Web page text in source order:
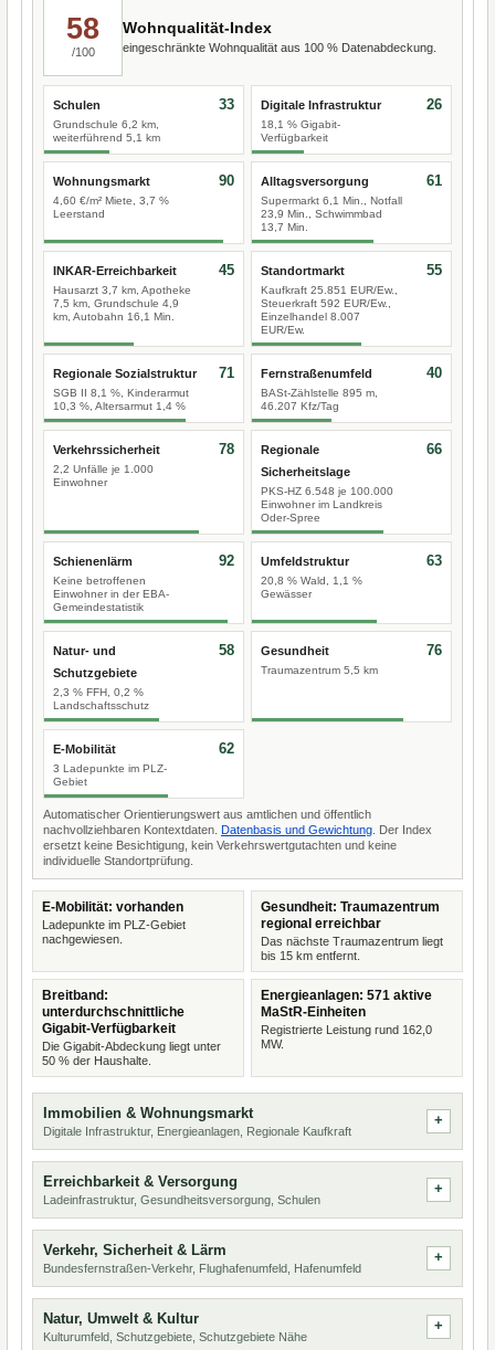
58
/100
Wohnqualität-Index
eingeschränkte Wohnqualität aus 100 % Datenabdeckung.
Schulen
Grundschule 6,2 km,
weiterführend 5,1 km
33 Digitale Infrastruktur
18,1 % Gigabit-
Verfügbarkeit
26
Wohnungsmarkt
4,60 €/m² Miete, 3,7 %
Leerstand
90 Alltagsversorgung
Supermarkt 6,1 Min., Notfall
23,9 Min., Schwimmbad
13,7 Min.
61
INKAR-Erreichbarkeit
Hausarzt 3,7 km, Apotheke
7,5 km, Grundschule 4,9
km, Autobahn 16,1 Min.
45 Standortmarkt
Kaufkraft 25.851 EUR/Ew.,
Steuerkraft 592 EUR/Ew.,
Einzelhandel 8.007
EUR/Ew.
55
Regionale Sozialstruktur
SGB II 8,1 %, Kinderarmut
10,3 %, Altersarmut 1,4 %
71 Fernstraßenumfeld
BASt-Zählstelle 895 m,
46.207 Kfz/Tag
40
Verkehrssicherheit
2,2 Unfälle je 1.000
Einwohner
78
Regionale
Sicherheitslage
PKS-HZ 6.548 je 100.000
Einwohner im Landkreis
Oder-Spree
66
Schienenlärm
Keine betroffenen
Einwohner in der EBA-
Gemeindestatistik
92 Umfeldstruktur
20,8 % Wald, 1,1 %
Gewässer
63
Natur- und
Schutzgebiete
2,3 % FFH, 0,2 %
Landschaftsschutz
58 Gesundheit
Traumazentrum 5,5 km
76
E-Mobilität
3 Ladepunkte im PLZ-
Gebiet
62
Automatischer Orientierungswert aus amtlichen und öffentlich
nachvollziehbaren Kontextdaten. Datenbasis und Gewichtung . Der Index
ersetzt keine Besichtigung, kein Verkehrswertgutachten und keine
individuelle Standortprüfung.
E-Mobilität: vorhanden
Ladepunkte im PLZ-Gebiet
nachgewiesen.
Gesundheit: Traumazentrum
regional erreichbar
Das nächste Traumazentrum liegt
bis 15 km entfernt.
Breitband:
unterdurchschnittliche
Gigabit-Verfügbarkeit
Die Gigabit-Abdeckung liegt unter
50 % der Haushalte.
Energieanlagen: 571 aktive
MaStR-Einheiten
Registrierte Leistung rund 162,0
MW.
Immobilien & Wohnungsmarkt
Digitale Infrastruktur, Energieanlagen, Regionale Kaufkraft
Erreichbarkeit & Versorgung
Ladeinfrastruktur, Gesundheitsversorgung, Schulen
Verkehr, Sicherheit & Lärm
Bundesfernstraßen-Verkehr, Flughafenumfeld, Hafenumfeld
Natur, Umwelt & Kultur
Kulturumfeld, Schutzgebiete, Schutzgebiete Nähe